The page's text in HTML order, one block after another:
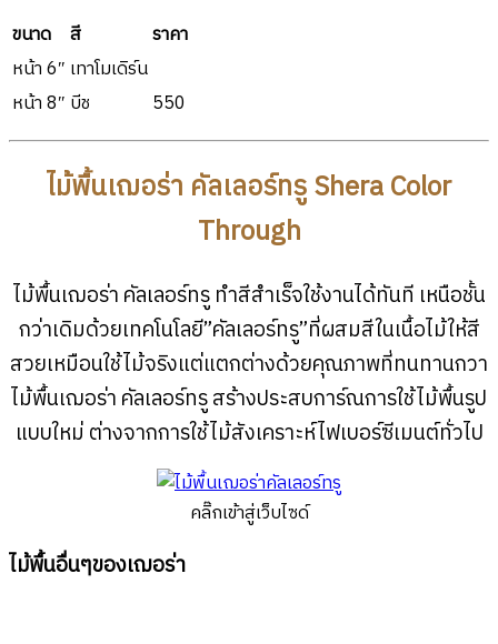
ขนาด
สี
ราคา
หน้า 6″ เทาโมเดิร์น
หน้า 8″ บีช 550
ไม้พื้นเฌอร่า คัลเลอร์ทรู Shera Color
Through
ไม้พื้นเฌอร่า คัลเลอร์ทรู ทำสีสำเร็จใช้งานได้ทันที เหนือชั้น
กว่าเดิมด้วยเทคโนโลยี”คัลเลอร์ทรู”ที่ผสมสีในเนื้อไม้ให้สี
สวยเหมือนใช้ไม้จริงแต่แตกต่างด้วยคุณภาพที่ทนทานกวา
ไม้พื้นเฌอร่า คัลเลอร์ทรู สร้างประสบการ์ณการใช้ไม้พื้นรูป
แบบใหม่ ต่างจากการใช้ไม้สังเคราะห์ไฟเบอร์ซีเมนต์ทั่วไป
คลิ๊กเข้าสู่เว็บไซด์
ไม้พื้นอื่นๆของเฌอร่า